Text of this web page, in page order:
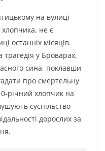
на вулиці
не є
останніх місяців.
у Броварах,
сина, поклавши
про смертельну
річний хлопчик на
суспільство
дорослих за